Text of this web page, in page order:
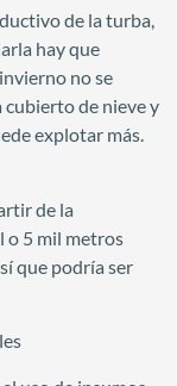
de la turba,
hay que
no se
cubierto de nieve y
explotar más.
de la
o 5 mil metros
que podría ser